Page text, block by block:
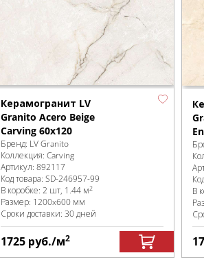
Керамогранит LV
Granito Acero Beige
Carving 60x120
Бренд: LV Granito
Коллекция:Carving
Артикул:892117
Код товара:SD-246957-99
В коробке:2 шт, 1.44 м2
Размер: 1200x600 мм
Сроки доставки: 30 дней
1725 руб./м2
В